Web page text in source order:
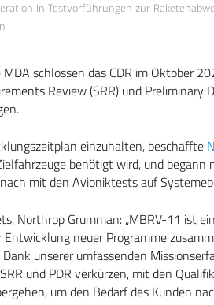
in Testvorführungen zur
schlossen das CDR im Oktober
Review (SRR) und Preliminary
einzuhalten, beschaffte
benötigt wird, und
mit den Avioniktests auf
Northrop Grumman: „MBRV-11 ist
neuer Programme
unserer umfassenden
und PDR verkürzen, mit den
um den Bedarf des Kunden